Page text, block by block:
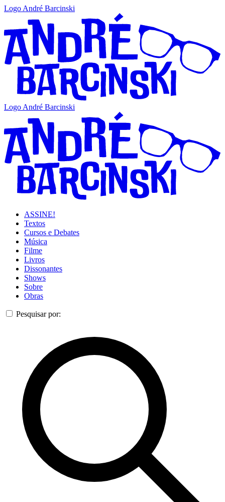
Logo André Barcinski
Logo André Barcinski
ASSINE!
Textos
Cursos e Debates
Música
Filme
Livros
Dissonantes
Shows
Sobre
Obras
Pesquisar por: